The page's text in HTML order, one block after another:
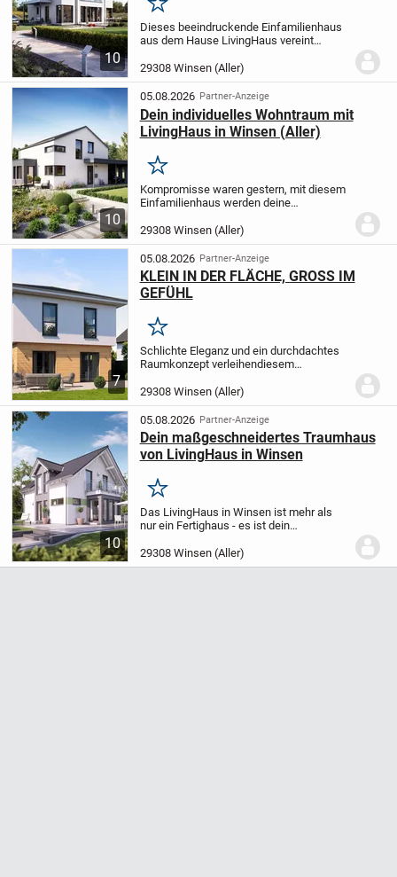
10
Merken
Dieses beeindruckende Einfamilienhaus
aus dem Hause LivingHaus vereint
beeindruckenden 201,37 Quadratmetern.
Mit einem klassischen Satteldach strahlt
es zeitlose...
29308 Winsen (Aller)
10
05.08.2026 Partner-Anzeige
Dein individuelles Wohntraum mit
LivingHaus in Winsen (Aller)
Merken
Kompromisse waren gestern, mit diesem
Einfamilienhaus werden deine
entsteht ein modernes Fertighaus, das
nach deinen persönlichen Wünschen und
Vorstellungen...
29308 Winsen (Aller)
7
05.08.2026 Partner-Anzeige
KLEIN IN DER FLÄCHE, GROSS IM
GEFÜHL
Merken
Schlichte Eleganz und ein durchdachtes
Raumkonzept verleihendiesem
Ausstrahlung. Dieklare Linienführung der
Architektur wird von einer
zweifarbigenFassadengestaltung...
29308 Winsen (Aller)
10
05.08.2026 Partner-Anzeige
Dein maßgeschneidertes Traumhaus
von LivingHaus in Winsen
Merken
Das LivingHaus in Winsen ist mehr als
nur ein Fertighaus - es ist dein
deinen individuellen Wünschen und
Vorstellungen gestaltet wird. Mit einer
29308 Winsen (Aller)